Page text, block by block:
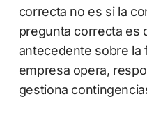
correcta no es si la
pregunta correcta es
antecedente sobre la
empresa opera,
gestiona